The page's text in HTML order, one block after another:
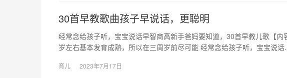
30首早教歌曲孩子早说话，更聪明
经常念给孩子听，宝宝说话早智商高新手爸妈要知道，30首早教儿歌【
岁左右基本发育成熟，所以在三周岁前尽可能 经常念给孩子听，宝宝说
育儿 2023年7月17日